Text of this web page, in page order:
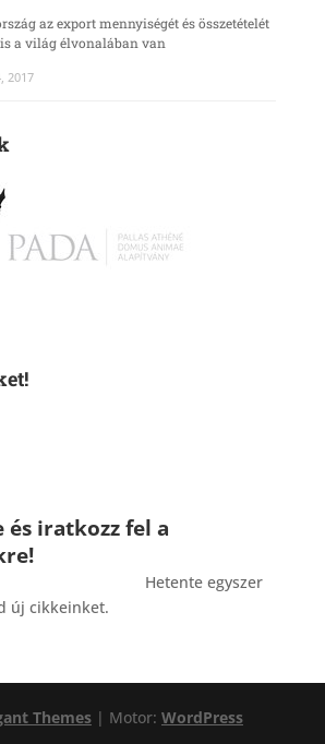
az export mennyiségét és összetételét
a világ élvonalában van
2017
iratkozz fel a
Hetente egyszer
új cikkeinket.
Themes| Motor: WordPress